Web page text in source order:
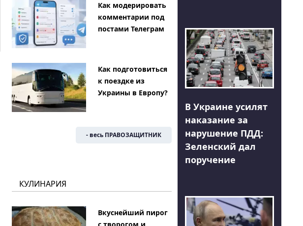
Как модерировать
комментарии под
постами Телеграм
Как подготовиться
к поездке из
Украины в Европу?
- весь ПРАВОЗАЩИТНИК
КУЛИНАРИЯ
Вкуснейший пирог
В Украине усилят
наказание за
нарушение ПДД:
Зеленский дал
поручение